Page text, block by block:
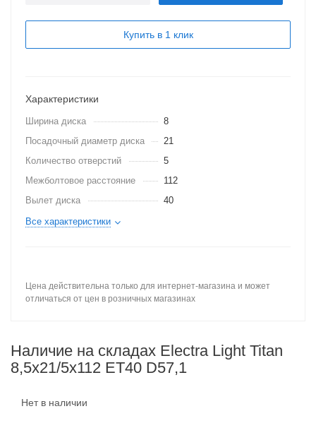
Купить в 1 клик
Характеристики
Ширина диска
8
Посадочный диаметр диска
21
Количество отверстий
5
Межболтовое расстояние
112
Вылет диска
40
Все характеристики
Цена действительна только для интернет-магазина и может
отличаться от цен в розничных магазинах
Наличие на складах Electra Light Titan
8,5x21/5x112 ET40 D57,1
Нет в наличии